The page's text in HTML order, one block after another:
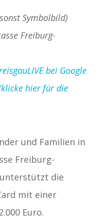
Symbolbild)
Freiburg-
bei Google
hier für die
und Familien in
Freiburg-
die
mit einer
Euro.